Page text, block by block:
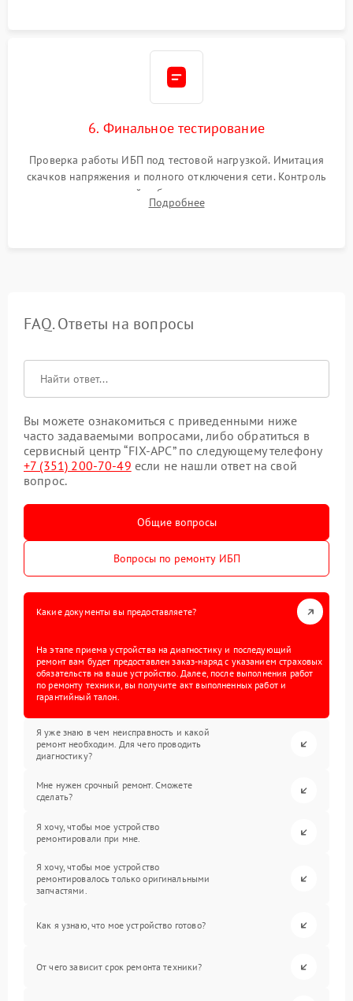
6. Финальное тестирование
Проверка работы ИБП под тестовой нагрузкой. Имитация
скачков напряжения и полного отключения сети. Контроль
времени автономной работы, температурного режима и
корректности формы выходного сигнала.
Подробнее
FAQ. Ответы на вопросы
Вы можете ознакомиться с приведенными ниже
часто задаваемыми вопросами, либо обратиться в
сервисный центр “FIX-APC” по следующему телефону
+7 (351) 200-70-49 если не нашли ответ на свой
вопрос.
Общие вопросы
Вопросы по ремонту ИБП
Какие документы вы предоставляете?
На этапе приема устройства на диагностику и последующий
ремонт вам будет предоставлен заказ-наряд с указанием страховых
обязательств на ваше устройство. Далее, после выполнения работ
по ремонту техники, вы получите акт выполненных работ и
гарантийный талон.
Я уже знаю в чем неисправность и какой
ремонт необходим. Для чего проводить
диагностику?
Мне нужен срочный ремонт. Сможете
сделать?
Я хочу, чтобы мое устройство
ремонтировали при мне.
Я хочу, чтобы мое устройство
ремонтировалось только оригинальными
запчастями.
Как я узнаю, что мое устройство готово?
От чего зависит срок ремонта техники?